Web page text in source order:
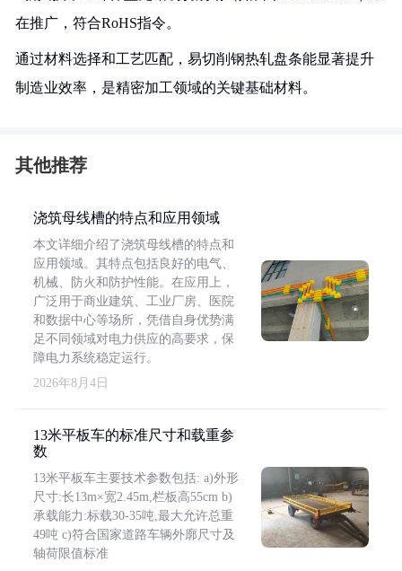
在推广，符合RoHS指令。
通过材料选择和工艺匹配，易切削钢热轧盘条能显著提升
制造业效率，是精密加工领域的关键基础材料。
其他推荐
浇筑母线槽的特点和应用领域
本文详细介绍了浇筑母线槽的特点和
应用领域。其特点包括良好的电气、
机械、防火和防护性能。在应用上，
广泛用于商业建筑、工业厂房、医院
和数据中心等场所，凭借自身优势满
足不同领域对电力供应的高要求，保
障电力系统稳定运行。
2026年8月4日
13米平板车的标准尺寸和载重参
数
13米平板车主要技术参数包括: a)外形
尺寸:长13m×宽2.45m,栏板高55cm b)
承载能力:标载30-35吨,最大允许总重
49吨 c)符合国家道路车辆外廓尺寸及
轴荷限值标准